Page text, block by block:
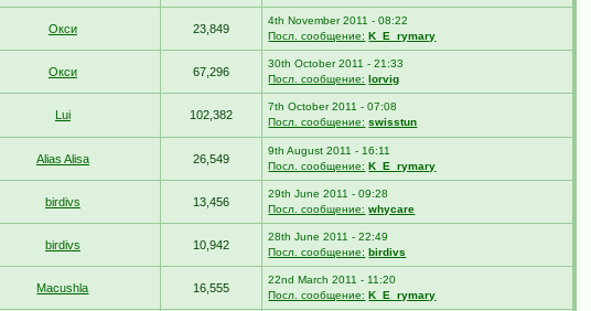
Окси 23,849
4th November 2011 - 08:22
Посл. сообщение: K_E_rymary
Окси 67,296
30th October 2011 - 21:33
Посл. сообщение: lorvig
Lui 102,382
7th October 2011 - 07:08
Посл. сообщение: swisstun
Alias Alisa 26,549
9th August 2011 - 16:11
Посл. сообщение: K_E_rymary
birdivs 13,456
29th June 2011 - 09:28
Посл. сообщение: whycare
birdivs 10,942
28th June 2011 - 22:49
Посл. сообщение: birdivs
Macushla 16,555
22nd March 2011 - 11:20
Посл. сообщение: K_E_rymary